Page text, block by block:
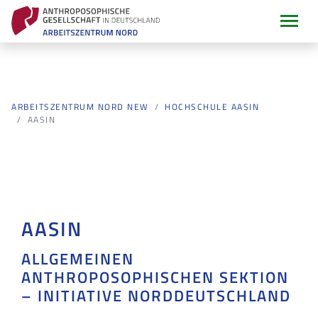
ARBEITSZENTRUM NORD NEW
HOCHSCHULE AASIN
AASIN
AASIN
ALLGEMEINEN
ANTHROPOSOPHISCHEN SEKTION
– INITIATIVE NORDDEUTSCHLAND